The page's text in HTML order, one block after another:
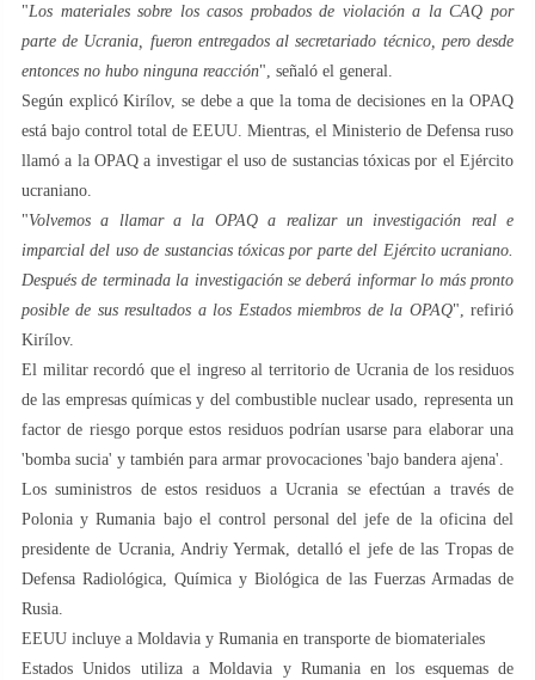
"Los materiales sobre los casos probados de violación a la CAQ por
parte de Ucrania, fueron entregados al secretariado técnico, pero desde
entonces no hubo ninguna reacción", señaló el general.
Según explicó Kirílov, se debe a que la toma de decisiones en la OPAQ
está bajo control total de EEUU. Mientras, el Ministerio de Defensa ruso
llamó a la OPAQ a investigar el uso de sustancias tóxicas por el Ejército
ucraniano.
"Volvemos a llamar a la OPAQ a realizar un investigación real e
imparcial del uso de sustancias tóxicas por parte del Ejército ucraniano.
Después de terminada la investigación se deberá informar lo más pronto
posible de sus resultados a los Estados miembros de la OPAQ", refirió
Kirílov.
El militar recordó que el ingreso al territorio de Ucrania de los residuos
de las empresas químicas y del combustible nuclear usado, representa un
factor de riesgo porque estos residuos podrían usarse para elaborar una
'bomba sucia' y también para armar provocaciones 'bajo bandera ajena'.
Los suministros de estos residuos a Ucrania se efectúan a través de
Polonia y Rumania bajo el control personal del jefe de la oficina del
presidente de Ucrania, Andriy Yermak, detalló el jefe de las Tropas de
Defensa Radiológica, Química y Biológica de las Fuerzas Armadas de
Rusia.
EEUU incluye a Moldavia y Rumania en transporte de biomateriales
Estados Unidos utiliza a Moldavia y Rumania en los esquemas de